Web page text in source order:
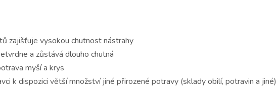
zajišťuje vysokou chutnost nástrahy
a zůstává dlouho chutná
myší a krys
k dispozici větší množství jiné přirozené potravy (sklady obilí, potravin a jiné)